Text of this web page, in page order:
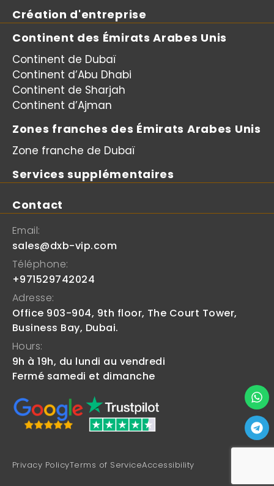
Création d'entreprise
Continent des Émirats Arabes Unis
Continent de Dubaï
Continent d’Abu Dhabi
Continent de Sharjah
Continent d’Ajman
Zones franches des Émirats Arabes Unis
Zone franche de Dubaï
Services supplémentaires
Contact
Email:
sales@dxb-vip.com
Téléphone:
+971529742024
Adresse:
Office 903-904, 9th floor, The Court Tower,
Business Bay, Dubai.
Hours:
9h à 19h, du lundi au vendredi
Fermé samedi et dimanche
Privacy PolicyTerms of ServiceAccessibility